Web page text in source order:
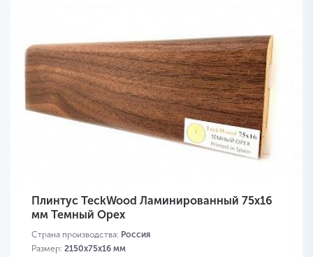
Плинтус TeckWood Ламинированный 75х16
мм Темный Орех
Страна производства: Россия
Размер: 2150х75х16 мм